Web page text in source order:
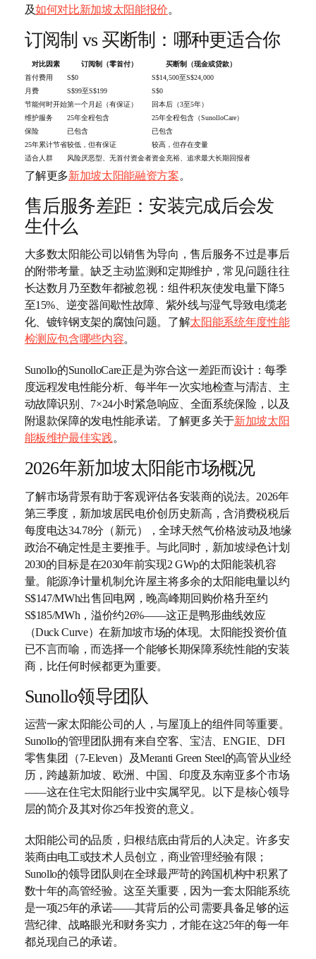
及如何对比新加坡太阳能报价。
订阅制 vs 买断制：哪种更适合你
对比因素 订阅制（零首付）
买断制（现金或贷款）
首付费用
S$0
S$14,500至S$24,000
月费
S$99至S$199
S$0
节能何时开始第一个月起（有保证）
回本后（3至5年）
维护服务
25年全程包含
25年全程包含（SunolloCare）
保险
已包含
已包含
25年累计节省较低，但有保证
较高，但存在变量
适合人群
风险厌恶型、无首付资金者资金充裕、追求最大长期回报者
了解更多新加坡太阳能融资方案。
售后服务差距：安装完成后会发
生什么
大多数太阳能公司以销售为导向，售后服务不过是事后
的附带考量。缺乏主动监测和定期维护，常见问题往往
长达数月乃至数年都被忽视：组件积灰使发电量下降5
至15%、逆变器间歇性故障、紫外线与湿气导致电缆老
化、镀锌钢支架的腐蚀问题。了解太阳能系统年度性能
检测应包含哪些内容。
Sunollo的SunolloCare正是为弥合这一差距而设计：每季
度远程发电性能分析、每半年一次实地检查与清洁、主
动故障识别、7×24小时紧急响应、全面系统保险，以及
附退款保障的发电性能承诺。了解更多关于新加坡太阳
能板维护最佳实践。
2026年新加坡太阳能市场概况
了解市场背景有助于客观评估各安装商的说法。2026年
第三季度，新加坡居民电价创历史新高，含消费税税后
每度电达34.78分（新元），全球天然气价格波动及地缘
政治不确定性是主要推手。与此同时，新加坡绿色计划
2030的目标是在2030年前实现2 GWp的太阳能装机容
量。能源净计量机制允许屋主将多余的太阳能电量以约
S$147/MWh出售回电网，晚高峰期回购价格升至约
S$185/MWh，溢价约26%——这正是鸭形曲线效应
（Duck Curve）在新加坡市场的体现。太阳能投资价值
已不言而喻，而选择一个能够长期保障系统性能的安装
商，比任何时候都更为重要。
Sunollo领导团队
运营一家太阳能公司的人，与屋顶上的组件同等重要。
Sunollo的管理团队拥有来自空客、宝洁、ENGIE、DFI
零售集团（7-Eleven）及Meranti Green Steel的高管从业经
历，跨越新加坡、欧洲、中国、印度及东南亚多个市场
——这在住宅太阳能行业中实属罕见。以下是核心领导
层的简介及其对你25年投资的意义。
太阳能公司的品质，归根结底由背后的人决定。许多安
装商由电工或技术人员创立，商业管理经验有限；
Sunollo的领导团队则在全球最严苛的跨国机构中积累了
数十年的高管经验。这至关重要，因为一套太阳能系统
是一项25年的承诺——其背后的公司需要具备足够的运
营纪律、战略眼光和财务实力，才能在这25年的每一年
都兑现自己的承诺。